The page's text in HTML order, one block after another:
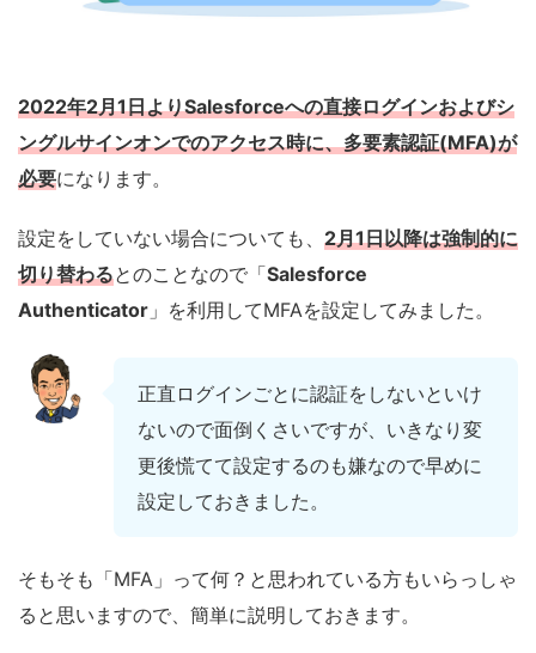
2022年2月1日よりSalesforceへの直接ログインおよびシ
ングルサインオンでのアクセス時に、多要素認証(MFA)が
必要になります。
設定をしていない場合についても、 2月1日以降は強制的に
切り替わるとのことなので「Salesforce
Authenticator 」を利用してMFAを設定してみました。
正直ログインごとに認証をしないといけ
ないので面倒くさいですが、いきなり変
更後慌てて設定するのも嫌なので早めに
設定しておきました。
そもそも「MFA」って何？と思われている方もいらっしゃ
ると思いますので、簡単に説明しておきます。